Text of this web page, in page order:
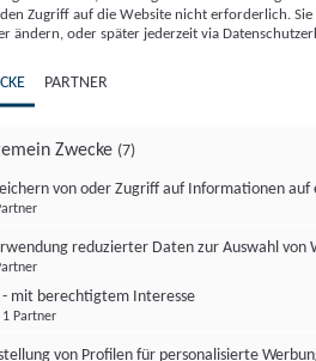
Technologien usw.) auf
von dort ausgelesen werden, um es
wenn es eine App oder einer Webseite
oder mehrere der hier aufgeführten
Zugriff auf die Website nicht erforderlich.
ändern, oder später jederzeit via
PARTNER
Zwecke (7)
von oder Zugriff auf Informationen auf
reduzierter Daten zur Auswahl von
- mit berechtigtem Interesse
1 Partner
von Profilen für personalisierte